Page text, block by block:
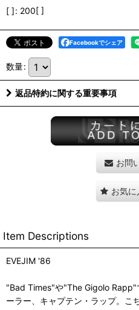
[ ]: 200[ ]
Facebookでシェア
数量:
返品特約に関する重要事項
お問
お気
Item Descriptions
EVEJIM '86
"Bad Times"や"The Gigolo Rapp"
ーラー、キャプテン・ラップ。